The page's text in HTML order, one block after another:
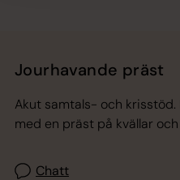
Jourhavande präst
Akut samtals- och
med en präst på kvällar
Chatt